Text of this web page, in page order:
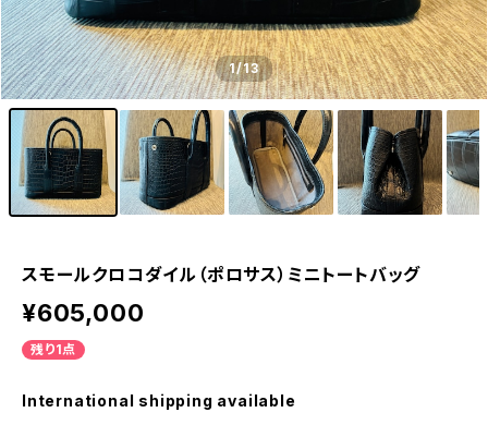
1/13
スモールクロコダイル（ポロサス）ミニトートバッグ
¥605,000
残り1点
International shipping available